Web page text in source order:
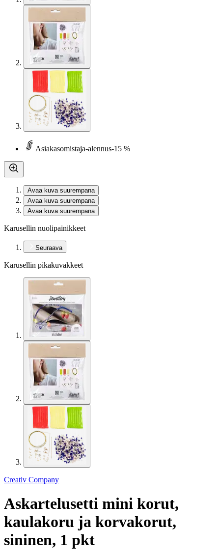
Asiakasomistaja-alennus-15 %
Avaa kuva suurempana
Avaa kuva suurempana
Avaa kuva suurempana
Karusellin nuolipainikkeet
Seuraava
Karusellin pikakuvakkeet
Creativ Company
Askartelusetti mini korut,
kaulakoru ja korvakorut,
sininen, 1 pkt